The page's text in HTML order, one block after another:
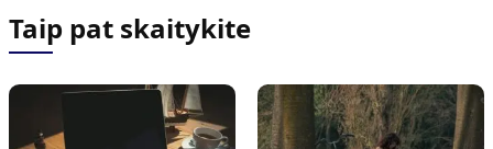
Taip pat skaitykite